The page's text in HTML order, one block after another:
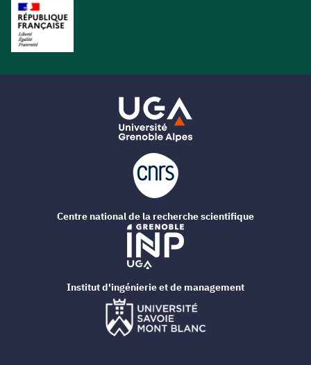
Centre national de la recherche scientifique
Institut d'ingénierie et de management